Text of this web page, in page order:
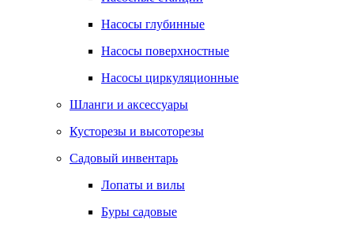
Насосы глубинные
Насосы поверхностные
Насосы циркуляционные
Шланги и аксессуары
Кусторезы и высоторезы
Садовый инвентарь
Лопаты и вилы
Буры садовые